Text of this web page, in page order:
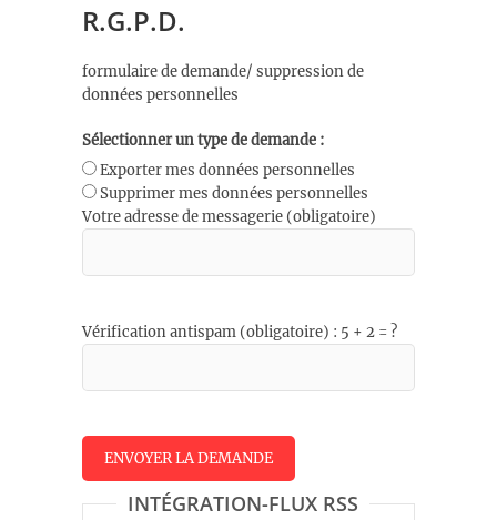
R.G.P.D.
formulaire de demande/ suppression de
données personnelles
Sélectionner un type de demande :
Exporter mes données personnelles
Supprimer mes données personnelles
Votre adresse de messagerie (obligatoire)
Vérification antispam (obligatoire) : 5 + 2 = ?
INTÉGRATION-FLUX RSS